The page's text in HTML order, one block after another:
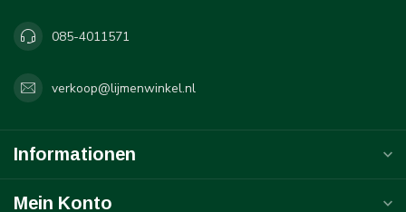
085-4011571
verkoop@lijmenwinkel.nl
Informationen
Mein Konto